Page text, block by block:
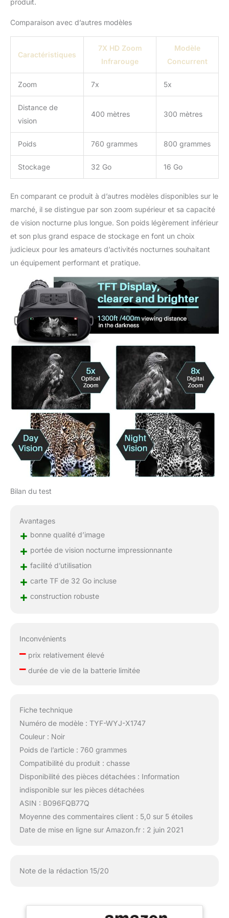
multicouche, un
illuminateur infrarouge
850nm 3W, une
640X480, une distance
400m dans l'obscurité
totale.
Comparaison avec d’autres modèles
Caractéristiques
7X HD Zoom
Infrarouge
Modèle
Concurrent
Zoom 7x 5x
Distance de
vision
400 mètres 300 mètres
Poids 760 grammes 800 grammes
Stockage 32 Go 16 Go
En comparant ce produit à d’autres modèles disponibles sur le
marché, il se distingue par son zoom supérieur et sa capacité
de vision nocturne plus longue. Son poids légèrement inférieur
et son plus grand espace de stockage en font un choix
judicieux pour les amateurs d’activités nocturnes souhaitant
un équipement performant et pratique.
Bilan du test
Avantages
+ bonne qualité d’image
+ portée de vision nocturne impressionnante
+ facilité d’utilisation
+ carte TF de 32 Go incluse
+ construction robuste
Inconvénients
–prix relativement élevé
–durée de vie de la batterie limitée
Fiche technique
Numéro de modèle : TYF-WYJ-X1747
Couleur : Noir
Poids de l’article : 760 grammes
Compatibilité du produit : chasse
Disponibilité des pièces détachées : Information
indisponible sur les pièces détachées
ASIN : B096FQB77Q
Moyenne des commentaires client : 5,0 sur 5 étoiles
Date de mise en ligne sur Amazon.fr : 2 juin 2021
Note de la rédaction 15/20